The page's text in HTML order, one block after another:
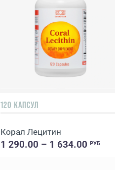
120 КАПСУЛ
Корал Лецитин
1 290.00 – 1 634.00 РУБ